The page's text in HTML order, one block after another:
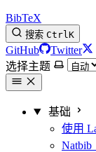
BibTeX
搜索 CtrlK
GitHub
Twitter
选择主题
基础
使用
Natbib